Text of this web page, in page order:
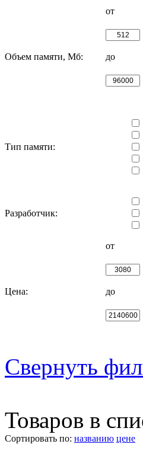
Объем памяти, Мб:
от
до
Тип памяти:
Разработчик:
Цена:
от
до
Свернуть
Товаров в
Сортировать по: названию цене